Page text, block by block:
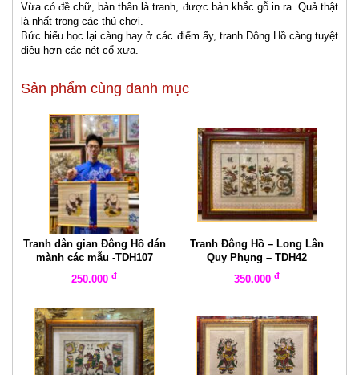
Vừa có đề chữ, bản thân là tranh, được bản khắc gỗ in ra. Quả thật
là nhất trong các thú chơi.
Bức hiếu học lại càng hay ở các điểm ấy, tranh Đông Hồ càng tuyệt
diệu hơn các nét cổ xưa.
Sản phẩm cùng danh mục
Tranh dân gian Đông Hồ dán
mành các mẫu -TDH107
250.000 đ
Tranh Đông Hồ – Long Lân
Quy Phụng – TDH42
350.000 đ